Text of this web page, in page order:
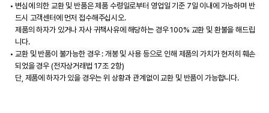
변심에 의한 교환 및 반품은 제품 수령일로부터 영업일 기준 7일 이내에 가능하며 반
드시 고객센터에 먼저 접수해주십시오.
제품의 하자가 있거나 자사 귀책사유에 해당하는 경우 100% 교환 및 환불을 해드립
니다.
교환 및 반품이 불가능한 경우 : 개봉 및 사용 등으로 인해 제품의 가치가 현저히 훼손
되었을 경우 (전자상거래법 17조 2항)
단, 제품에 하자가 있을 경우는 위 상황과 관계없이 교환 및 반품이 가능합니다.